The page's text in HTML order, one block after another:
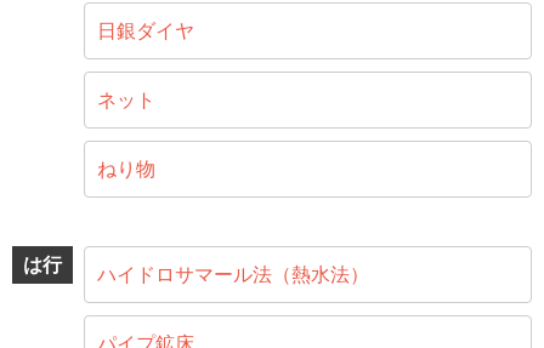
日銀ダイヤ
ネット
ねり物
は行 ハイドロサマール法（熱水法）
パイプ鉱床